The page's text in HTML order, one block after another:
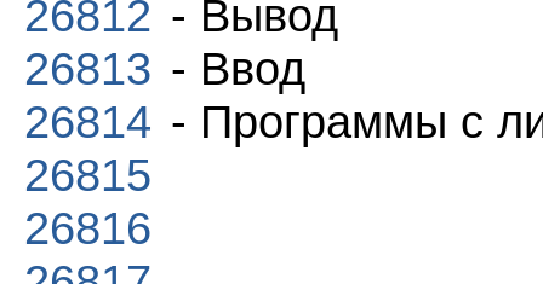
26812 - Вывод
26813 - Ввод
26814 - Программы с
26815
26816